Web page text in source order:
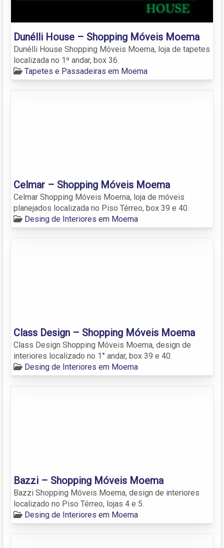
Dunélli House – Shopping Móveis Moema
Dunélli House Shopping Móveis Moema, loja de tapetes
localizada no 1º andar, box 36.
Tapetes e Passadeiras em Moema
Celmar – Shopping Móveis Moema
Celmar Shopping Móveis Moema, loja de móveis
planejados localizada no Piso Térreo, box 39 e 40.
Desing de Interiores em Moema
Class Design – Shopping Móveis Moema
Class Design Shopping Móveis Moema, design de
interiores localizado no 1° andar, box 39 e 40.
Desing de Interiores em Moema
Bazzi – Shopping Móveis Moema
Bazzi Shopping Móveis Moema, design de interiores
localizado no Piso Térreo, lojas 4 e 5.
Desing de Interiores em Moema